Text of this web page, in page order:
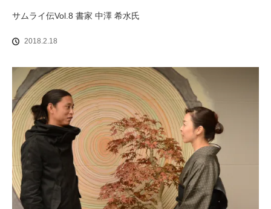
サムライ伝Vol.8 書家 中澤 希水氏
2018.2.18